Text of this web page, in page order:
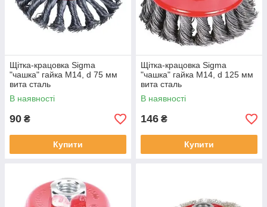
Щітка-крацовка Sigma
"чашка" гайка М14, d 75 мм
вита сталь
В наявності
90 ₴
Купити
Щітка-крацовка Sigma
"чашка" гайка М14, d 125 мм
вита сталь
В наявності
146 ₴
Купити